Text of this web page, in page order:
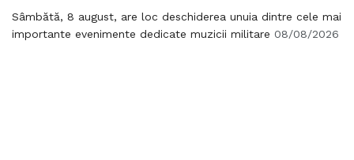
Sâmbătă, 8 august, are loc deschiderea unuia dintre cele mai
importante evenimente dedicate muzicii militare 08/08/2026